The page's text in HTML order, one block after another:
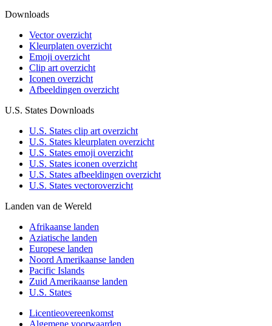
Downloads
Vector overzicht
Kleurplaten overzicht
Emoji overzicht
Clip art overzicht
Iconen overzicht
Afbeeldingen overzicht
U.S. States Downloads
U.S. States clip art overzicht
U.S. States kleurplaten overzicht
U.S. States emoji overzicht
U.S. States iconen overzicht
U.S. States afbeeldingen overzicht
U.S. States vectoroverzicht
Landen van de Wereld
Afrikaanse landen
Aziatische landen
Europese landen
Noord Amerikaanse landen
Pacific Islands
Zuid Amerikaanse landen
U.S. States
Licentieovereenkomst